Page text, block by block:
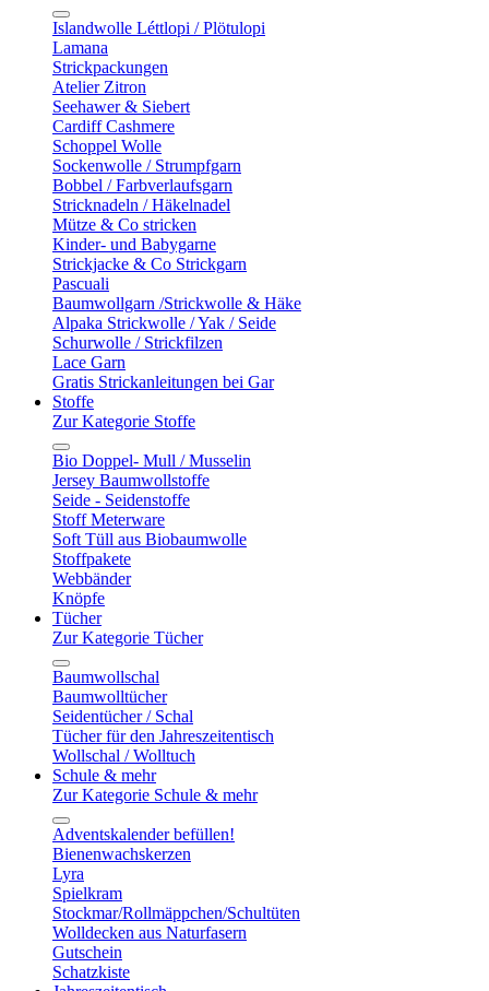
Islandwolle Léttlopi / Plötulopi
Lamana
Strickpackungen
Atelier Zitron
Seehawer & Siebert
Cardiff Cashmere
Schoppel Wolle
Sockenwolle / Strumpfgarn
Bobbel / Farbverlaufsgarn
Stricknadeln / Häkelnadel
Mütze & Co stricken
Kinder- und Babygarne
Strickjacke & Co Strickgarn
Pascuali
Baumwollgarn /Strickwolle & Häke
Alpaka Strickwolle / Yak / Seide
Schurwolle / Strickfilzen
Lace Garn
Gratis Strickanleitungen bei Gar
Stoffe
Zur Kategorie Stoffe
Bio Doppel- Mull / Musselin
Jersey Baumwollstoffe
Seide - Seidenstoffe
Stoff Meterware
Soft Tüll aus Biobaumwolle
Stoffpakete
Webbänder
Knöpfe
Tücher
Zur Kategorie Tücher
Baumwollschal
Baumwolltücher
Seidentücher / Schal
Tücher für den Jahreszeitentisch
Wollschal / Wolltuch
Schule & mehr
Zur Kategorie Schule & mehr
Adventskalender befüllen!
Bienenwachskerzen
Lyra
Spielkram
Stockmar/Rollmäppchen/Schultüten
Wolldecken aus Naturfasern
Gutschein
Schatzkiste